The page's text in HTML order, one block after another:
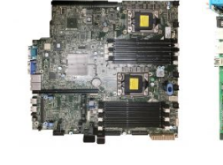
MA
LISTE
D’ENVIE
COMPARATEUR